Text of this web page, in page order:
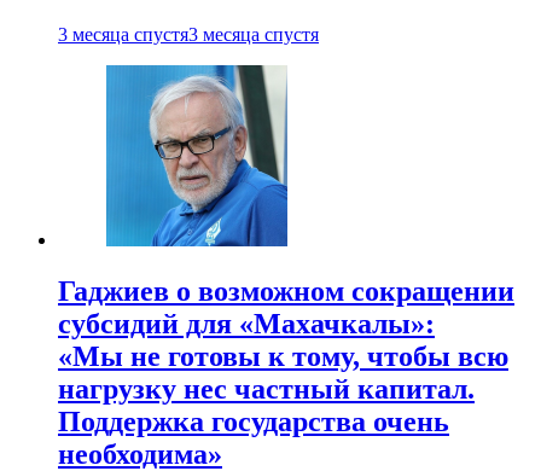
3 месяца спустя3 месяца спустя
Гаджиев о возможном сокращении
субсидий для «Махачкалы»:
«Мы не готовы к тому, чтобы всю
нагрузку нес частный капитал.
Поддержка государства очень
необходима»